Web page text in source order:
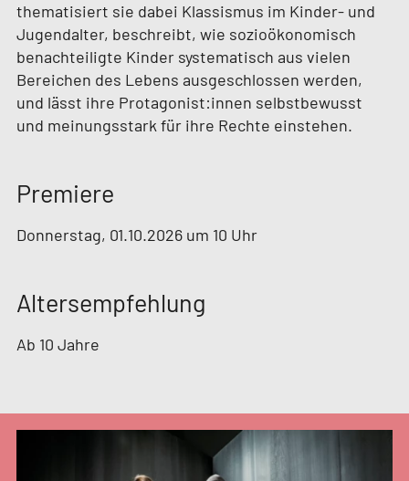
thematisiert sie dabei Klassismus im Kinder- und
Jugendalter, beschreibt, wie sozioökonomisch
benachteiligte Kinder systematisch aus vielen
Bereichen des Lebens ausgeschlossen werden,
und lässt ihre Protagonist:innen selbstbewusst
und meinungsstark für ihre Rechte einstehen.
Premiere
Donnerstag, 01.10.2026 um 10 Uhr
Altersempfehlung
Ab 10 Jahre